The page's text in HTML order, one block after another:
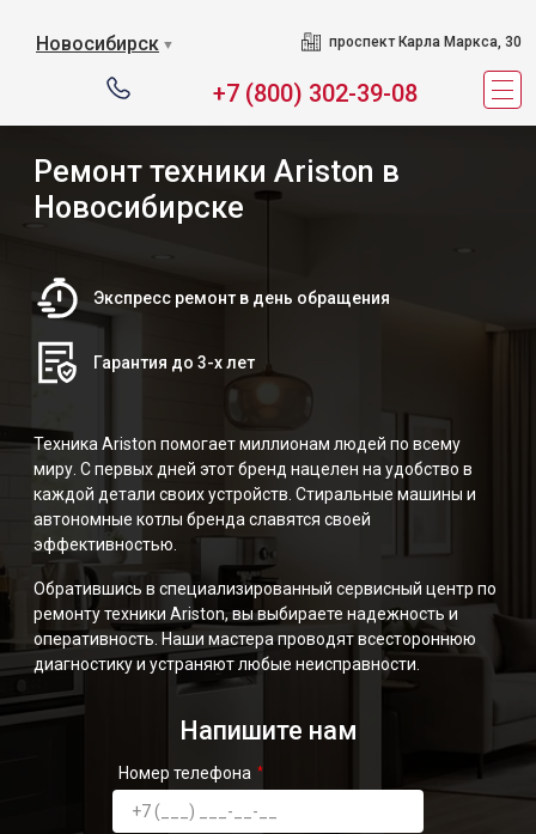
Новосибирск ▼ проспект Карла Маркса, 30
+7 (800) 302-39-08
Ремонт техники Ariston в
Новосибирске
Экспресс ремонт в день обращения
Гарантия до 3-х лет
Техника Ariston помогает миллионам людей по всему
миру. С первых дней этот бренд нацелен на удобство в
каждой детали своих устройств. Стиральные машины и
автономные котлы бренда славятся своей
эффективностью.
Обратившись в специализированный сервисный центр по
ремонту техники Ariston, вы выбираете надежность и
оперативность. Наши мастера проводят всестороннюю
диагностику и устраняют любые неисправности.
Напишите нам
Номер телефона